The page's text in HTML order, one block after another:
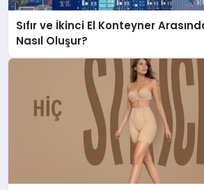
Sıfır ve İkinci El Konteyner
Nasıl Oluşur?